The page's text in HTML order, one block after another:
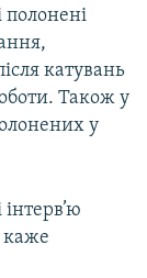
катувань
Також у
у
каже